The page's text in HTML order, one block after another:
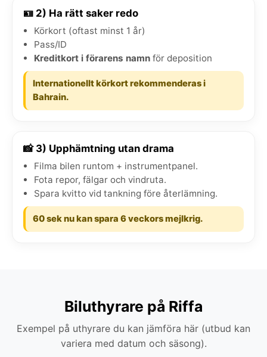
🪪 2) Ha rätt saker redo
Körkort (oftast minst 1 år)
Pass/ID
Kreditkort i förarens namn för deposition
Internationellt körkort rekommenderas i
Bahrain.
📸 3) Upphämtning utan drama
Filma bilen runtom + instrumentpanel.
Fota repor, fälgar och vindruta.
Spara kvitto vid tankning före återlämning.
60 sek nu kan spara 6 veckors mejlkrig.
Biluthyrare på Riffa
Exempel på uthyrare du kan jämföra här (utbud kan
variera med datum och säsong).